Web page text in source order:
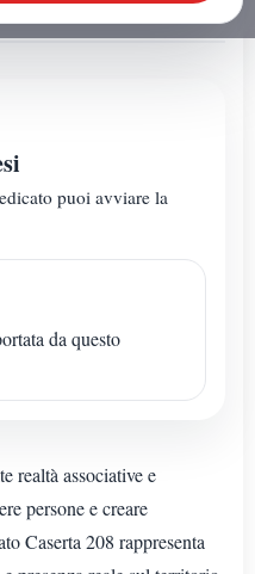
puoi avviare la
da questo
realtà associative e
persone e creare
Caserta 208 rappresenta